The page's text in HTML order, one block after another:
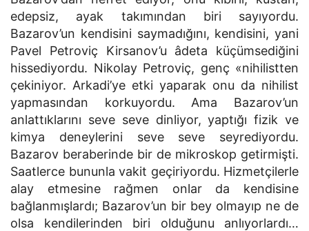
edepsiz, ayak takımından biri sayıyordu.
Bazarov’un kendisini saymadığını, kendisini, yani
Pavel Petroviç Kirsanov’u âdeta küçümsediğini
hissediyordu. Nikolay Petroviç, genç «nihilistten
çekiniyor. Arkadi’ye etki yaparak onu da nihilist
yapmasından korkuyordu. Ama Bazarov’un
anlattıklarını seve seve dinliyor, yaptığı fizik ve
kimya deneylerini seve seve seyrediyordu.
Bazarov beraberinde bir de mikroskop getirmişti.
Saatlerce bununla vakit geçiriyordu. Hizmetçilerle
alay etmesine rağmen onlar da kendisine
bağlanmışlardı; Bazarov’un bir bey olmayıp ne de
olsa kendilerinden biri olduğunu anlıyorlardı…